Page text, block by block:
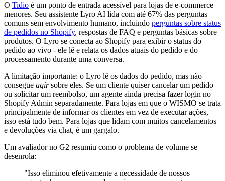
O Tidio é um ponto de entrada acessível para lojas de e-commerce
menores. Seu assistente Lyro AI lida com até 67% das perguntas
comuns sem envolvimento humano, incluindo perguntas sobre status
de pedidos no Shopify, respostas de FAQ e perguntas básicas sobre
produtos. O Lyro se conecta ao Shopify para exibir o status do
pedido ao vivo - ele lê e relata os dados atuais do pedido e do
processamento durante uma conversa.
A limitação importante: o Lyro lê os dados do pedido, mas não
consegue agirsobre eles. Se um cliente quiser cancelar um pedido
ou solicitar um reembolso, um agente ainda precisa fazer login no
Shopify Admin separadamente. Para lojas em que o WISMO se trata
principalmente de informar os clientes em vez de executar ações,
isso está tudo bem. Para lojas que lidam com muitos cancelamentos
e devoluções via chat, é um gargalo.
Um avaliador no G2 resumiu como o problema de volume se
desenrola:
"Isso eliminou efetivamente a necessidade de nossos